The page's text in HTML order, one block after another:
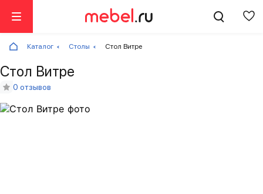
Каталог Столы Стол Витре
Стол Витре
0 отзывов